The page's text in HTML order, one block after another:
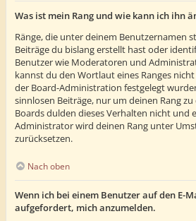
Was ist mein Rang und wie kann ich ihn
Ränge, die unter deinem Benutzernamen
Beiträge du bislang erstellt hast oder
Benutzer wie Moderatoren und
kannst du den Wortlaut eines Ranges
der Board-Administration festgelegt
sinnlosen Beiträge, nur um deinen Rang
Boards dulden dieses Verhalten nicht und
Administrator wird deinen Rang unter
zurücksetzen.
Nach oben
Wenn ich bei einem Benutzer auf den E-
aufgefordert, mich anzumelden.